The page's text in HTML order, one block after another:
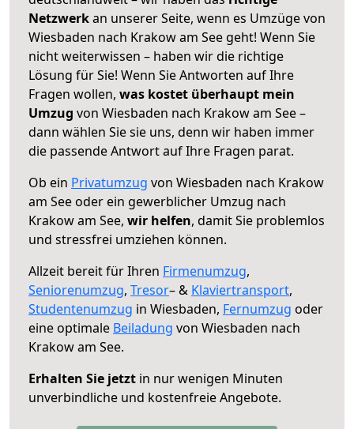
Netzwerkan unserer Seite, wenn es Umzüge von
Wiesbaden nach Krakow am See geht! Wenn Sie
nicht weiterwissen – haben wir die richtige
Lösung für Sie! Wenn Sie Antworten auf Ihre
Fragen wollen, was kostet überhaupt mein
Umzug von Wiesbaden nach Krakow am See –
dann wählen Sie sie uns, denn wir haben immer
die passende Antwort auf Ihre Fragen parat.
Ob ein Privatumzug von Wiesbaden nach Krakow
am See oder ein gewerblicher Umzug nach
Krakow am See, wir helfen, damit Sie problemlos
und stressfrei umziehen können.
Allzeit bereit für Ihren Firmenumzug,
Seniorenumzug, Tresor– & Klaviertransport,
Studentenumzug in Wiesbaden, Fernumzug oder
eine optimale Beiladung von Wiesbaden nach
Krakow am See.
Erhalten Sie jetzt in nur wenigen Minuten
unverbindliche und kostenfreie Angebote.